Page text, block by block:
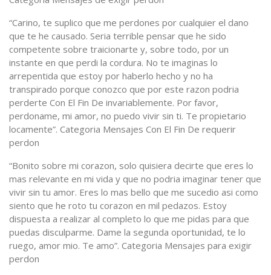
“Carino, te suplico que me perdones por cualquier el dano
que te he causado. Seri­a terrible pensar que he sido
competente sobre traicionarte y, sobre todo, por un
instante en que perdi la cordura. No te imaginas lo
arrepentida que estoy por haberlo hecho y no ha
transpirado porque conozco que por este razon podria
perderte Con El Fin De invariablemente. Por favor,
perdoname, mi amor, no puedo vivir sin ti. Te propietario
locamente”. Categoria Mensajes Con El Fin De requerir
perdon
“Bonito sobre mi corazon, solo quisiera decirte que eres lo
mas relevante en mi vida y que no podria imaginar tener que
vivir sin tu amor. Eres lo mas bello que me sucedio asi­ como
siento que he roto tu corazon en mil pedazos. Estoy
dispuesta a realizar al completo lo que me pidas para que
puedas disculparme. Dame la segunda oportunidad, te lo
ruego, amor mio. Te amo”. Categoria Mensajes para exigir
perdon